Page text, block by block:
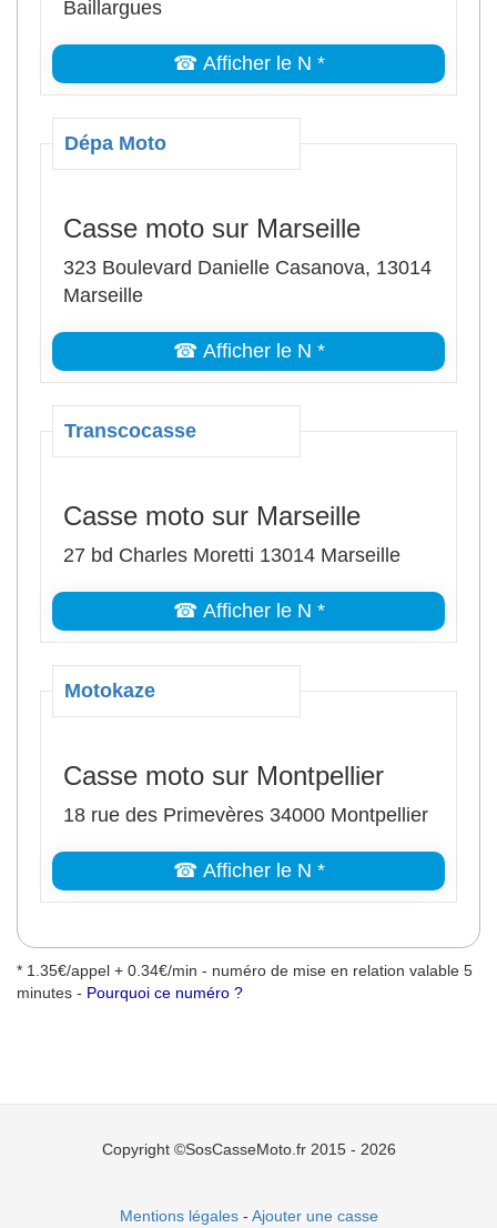
Baillargues
☎ Afficher le N *
Dépa Moto
Casse moto sur Marseille
323 Boulevard Danielle Casanova, 13014
Marseille
☎ Afficher le N *
Transcocasse
Casse moto sur Marseille
27 bd Charles Moretti 13014 Marseille
☎ Afficher le N *
Motokaze
Casse moto sur Montpellier
18 rue des Primevères 34000 Montpellier
☎ Afficher le N *
* 1.35€/appel + 0.34€/min - numéro de mise en relation valable 5
minutes - Pourquoi ce numéro ?
Copyright ©SosCasseMoto.fr 2015 - 2026
Mentions légales- Ajouter une casse